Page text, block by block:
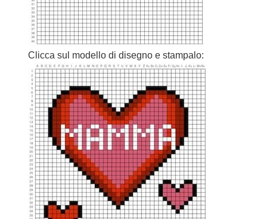
Clicca sul modello di disegno e stampalo: